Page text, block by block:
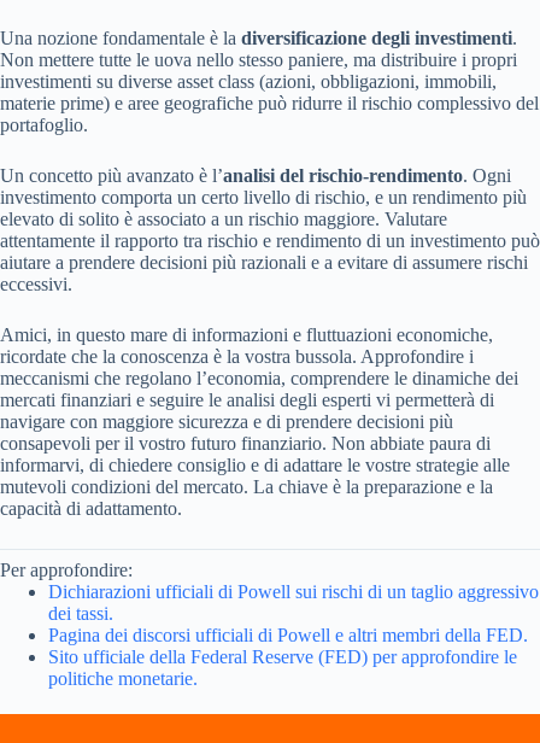
Una nozione fondamentale è la diversificazione degli investimenti.
Non mettere tutte le uova nello stesso paniere, ma distribuire i propri
investimenti su diverse asset class (azioni, obbligazioni, immobili,
materie prime) e aree geografiche può ridurre il rischio complessivo del
portafoglio.
Un concetto più avanzato è l’analisi del rischio-rendimento. Ogni
investimento comporta un certo livello di rischio, e un rendimento più
elevato di solito è associato a un rischio maggiore. Valutare
attentamente il rapporto tra rischio e rendimento di un investimento può
aiutare a prendere decisioni più razionali e a evitare di assumere rischi
eccessivi.
Amici, in questo mare di informazioni e fluttuazioni economiche,
ricordate che la conoscenza è la vostra bussola. Approfondire i
meccanismi che regolano l’economia, comprendere le dinamiche dei
mercati finanziari e seguire le analisi degli esperti vi permetterà di
navigare con maggiore sicurezza e di prendere decisioni più
consapevoli per il vostro futuro finanziario. Non abbiate paura di
informarvi, di chiedere consiglio e di adattare le vostre strategie alle
mutevoli condizioni del mercato. La chiave è la preparazione e la
capacità di adattamento.
Per approfondire:
Dichiarazioni ufficiali di Powell sui rischi di un taglio aggressivo
dei tassi.
Pagina dei discorsi ufficiali di Powell e altri membri della FED.
Sito ufficiale della Federal Reserve (FED) per approfondire le
politiche monetarie.